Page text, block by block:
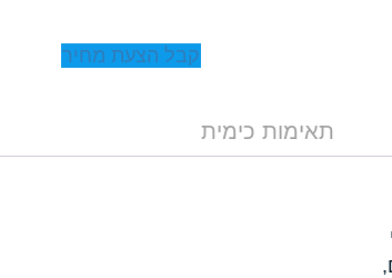
קבל הצעת מחיר
תאימות כימית